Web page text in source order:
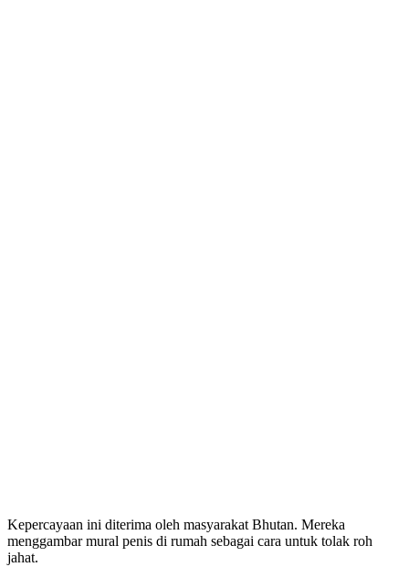
Kepercayaan ini diterima oleh masyarakat Bhutan. Mereka
menggambar mural penis di rumah sebagai cara untuk tolak roh
jahat.